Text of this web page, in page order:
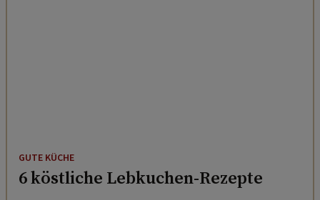
6 köstliche Lebkuchen-Rezepte